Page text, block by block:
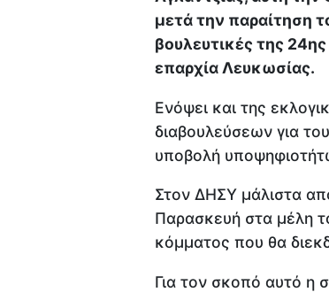
μετά την παραίτηση
βουλευτικές της
επαρχία Λευκωσίας.
Ενόψει και της
διαβουλεύσεων για
υποβολή
Στον ΔΗΣΥ μάλιστα
Παρασκευή στα μέλη
κόμματος που θα
Για τον σκοπό αυτό η